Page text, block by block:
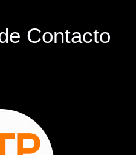
Contacto